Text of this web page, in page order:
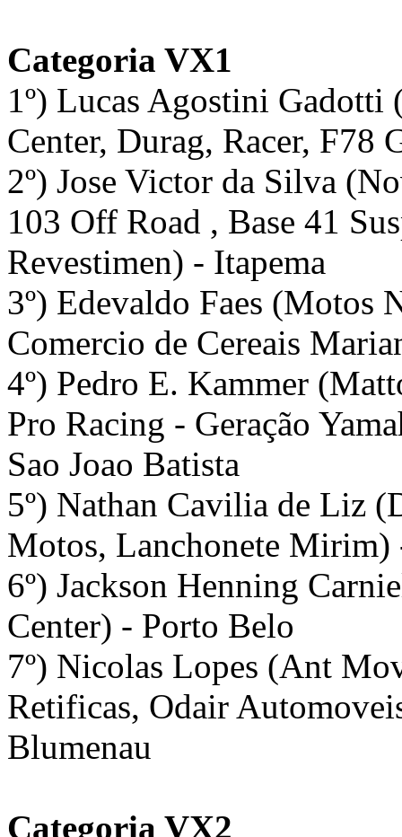
Categoria VX1
1º) Lucas Agostini
Center, Durag, Racer, F78
2º) Jose Victor da Silva
103 Off Road , Base 41
Revestimen) - Itapema
3º) Edevaldo Faes (Motos
Comercio de Cereais
4º) Pedro E. Kammer
Pro Racing - Geração
Sao Joao Batista
5º) Nathan Cavilia de Liz
Motos, Lanchonete Mirim)
6º) Jackson Henning
Center) - Porto Belo
7º) Nicolas Lopes (Ant
Retificas, Odair
Blumenau
Categoria VX2